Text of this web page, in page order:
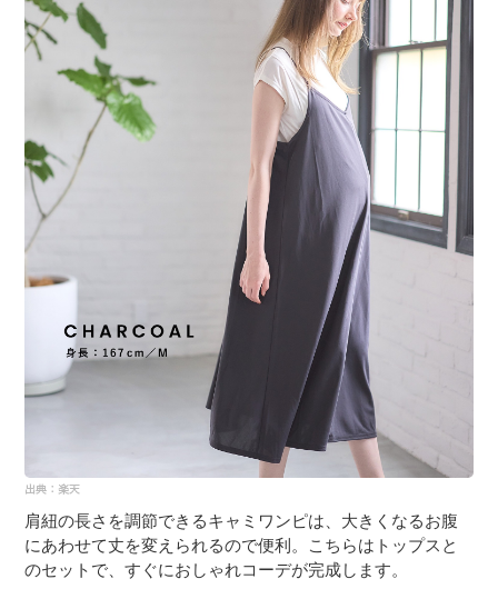
肩紐の長さを調節できるキャミワンピは、大きくなるお腹
にあわせて丈を変えられるので便利。こちらはトップスと
のセットで、すぐにおしゃれコーデが完成します。